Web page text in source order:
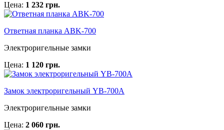
Цена: 1 232 грн.
Ответная планка ABK-700
Электроригельные замки
Цена: 1 120 грн.
Замок электроригельный YB-700A
Электроригельные замки
Цена: 2 060 грн.